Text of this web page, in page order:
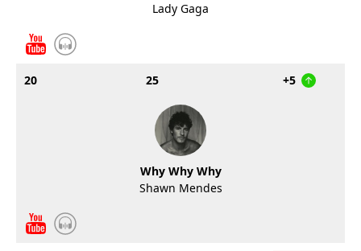
Lady Gaga
20 25 +5
Why Why Why
Shawn Mendes